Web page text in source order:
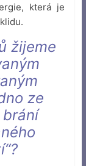
která je
žijeme
ze